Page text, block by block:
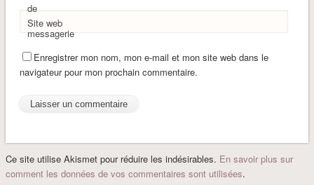
de
messagerie
Site web
Enregistrer mon nom, mon e-mail et mon site web dans le
navigateur pour mon prochain commentaire.
Ce site utilise Akismet pour réduire les indésirables. En savoir plus sur
comment les données de vos commentaires sont utilisées.